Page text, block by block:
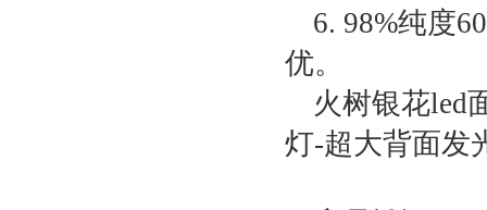
6. 98%纯度
优。
火树银花led
灯-超大背面发